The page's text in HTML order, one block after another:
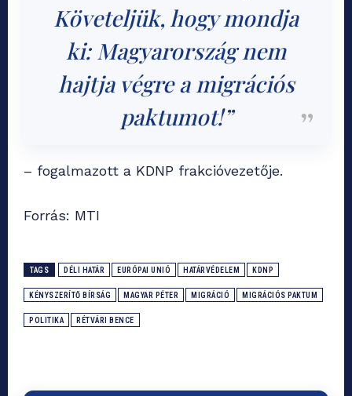
Követeljük, hogy mondja
ki: Magyarország nem
hajtja végre a migrációs
paktumot!”
– fogalmazott a KDNP frakcióvezetője.
Forrás: MTI
TAGS DÉLI HATÁR EURÓPAI UNIÓ HATÁRVÉDELEM KDNP
KÉNYSZERÍTŐ BÍRSÁG MAGYAR PÉTER MIGRÁCIÓ MIGRÁCIÓS PAKTUM
POLITIKA RÉTVÁRI BENCE